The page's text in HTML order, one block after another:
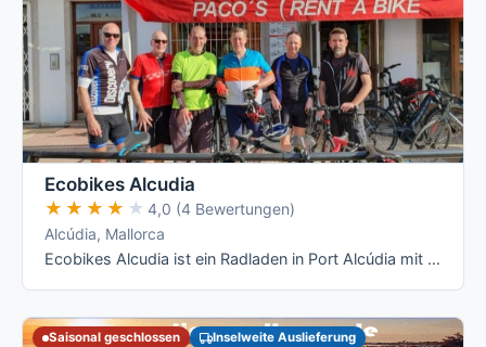
Ecobikes Alcudia
★★★★★
★★★★★ 4,0 (4 Bewertungen)
Alcúdia, Mallorca
Ecobikes Alcudia ist ein Radladen in Port Alcúdia mit Abholung vor Ort und einer breiten Flotte von Lapierre-Rennrädern bis zum Kinderrad. …
Saisonal geschlossen Inselweite Auslieferung